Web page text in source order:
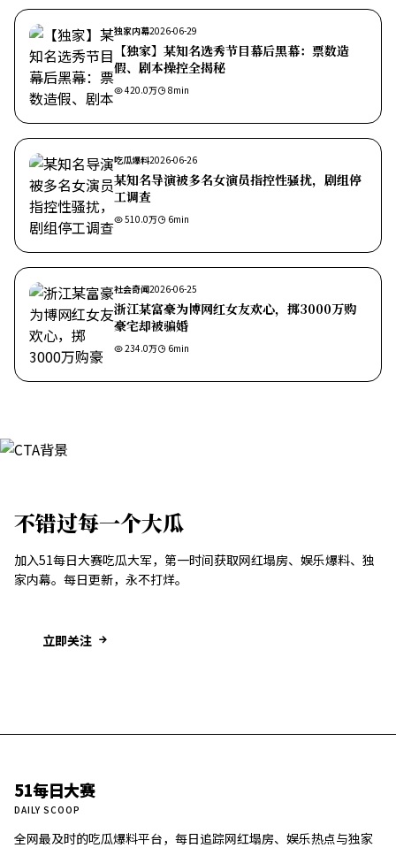
独家内幕2026-06-29
【独家】某知名选秀节目幕后黑幕：票数造
假、剧本操控全揭秘
420.0万 8min
吃瓜爆料2026-06-26
某知名导演被多名女演员指控性骚扰，剧组停
工调查
510.0万 6min
社会奇闻2026-06-25
浙江某富豪为博网红女友欢心，掷3000万购
豪宅却被骗婚
234.0万 6min
不错过每一个大瓜
加入51每日大赛吃瓜大军，第一时间获取网红塌房、娱乐爆料、独
家内幕。每日更新，永不打烊。
立即关注
51每日大赛
DAILY SCOOP
全网最及时的吃瓜爆料平台，每日追踪网红塌房、娱乐热点与独家